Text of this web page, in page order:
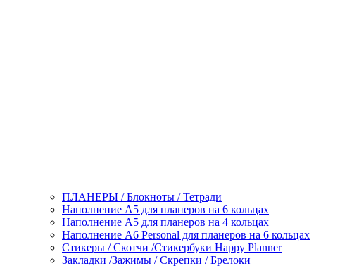
ПЛАНЕРЫ / Блокноты / Тетради
Наполнение А5 для планеров на 6 кольцах
Наполнение А5 для планеров на 4 кольцах
Наполнение А6 Personal для планеров на 6 кольцах
Стикеры / Скотчи /Стикербуки Happy Planner
Закладки /Зажимы / Скрепки / Брелоки